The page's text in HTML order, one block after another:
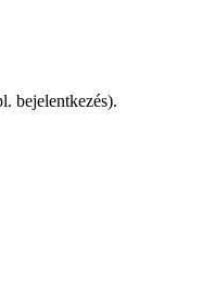
bejelentkezés).